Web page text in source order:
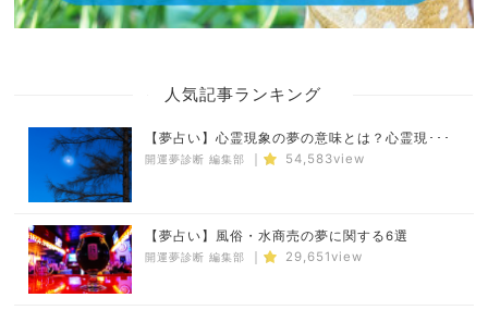
人気記事ランキング
【夢占い】心霊現象の夢の意味とは？心霊現･･･
開運夢診断 編集部 ｜ 54,583view
【夢占い】風俗・水商売の夢に関する6選
開運夢診断 編集部 ｜ 29,651view